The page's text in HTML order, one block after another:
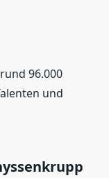
96.000
und